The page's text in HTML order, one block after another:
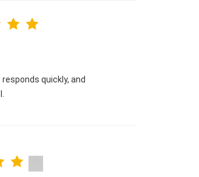
quickly, and